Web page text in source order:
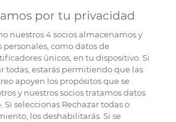
por tu privacidad
nuestros4socios almacenamos y
personales, como datos de
únicos, en tu dispositivo. Si
todas, estarás permitiendo que las
apoyen los propósitos que se
y nuestros socios tratamos datos
Si seleccionas Rechazar todas o
los deshabilitarás. Si se